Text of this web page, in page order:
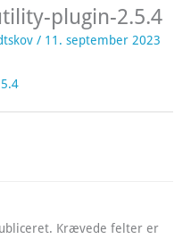
plugin-2.5.4
/ 11. september 2023
Krævede felter er